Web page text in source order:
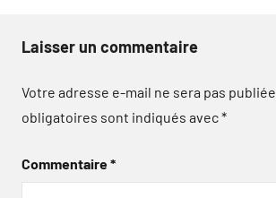
Laisser un commentaire
Votre adresse e-mail ne sera pas publiée.
obligatoires sont indiqués avec*
Commentaire*